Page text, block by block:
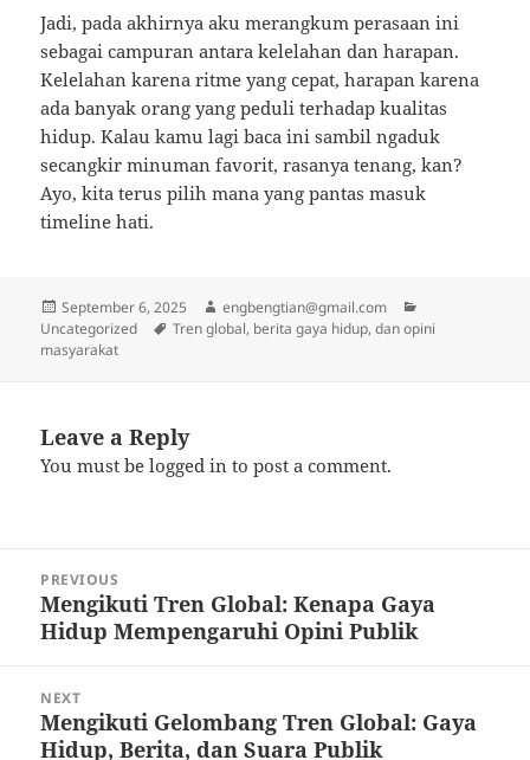
Jadi, pada akhirnya aku merangkum perasaan ini
sebagai campuran antara kelelahan dan harapan.
Kelelahan karena ritme yang cepat, harapan karena
ada banyak orang yang peduli terhadap kualitas
hidup. Kalau kamu lagi baca ini sambil ngaduk
secangkir minuman favorit, rasanya tenang, kan?
Ayo, kita terus pilih mana yang pantas masuk
timeline hati.
Posted
on
September 6, 2025 Author
engbengtian@gmail.com
Uncategorized
Tags
Tren global, berita gaya hidup, dan opini
masyarakat
Leave a Reply
You must belogged in to post a comment.
navigation
PREVIOUS
Previous
post:
Mengikuti Tren Global: Kenapa Gaya
Hidup Mempengaruhi Opini Publik
NEXT
Next
post:
Mengikuti Gelombang Tren Global: Gaya
Hidup, Berita, dan Suara Publik